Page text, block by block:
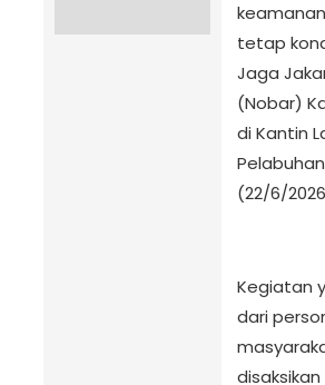
tetap
Jaga
(Nobar)
di Kantin
(22/6/
Kegiatan
dari